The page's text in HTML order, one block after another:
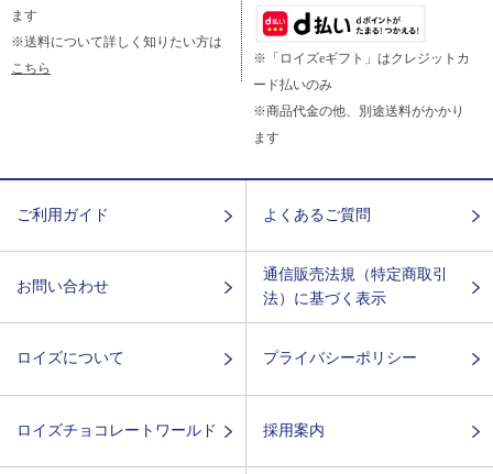
ます
※送料について詳しく知りたい方は
こちら
※「ロイズeギフト」はクレジットカ
ード払いのみ
※商品代金の他、別途送料がかかり
ます
ご利用ガイド よくあるご質問
お問い合わせ
通信販売法規（特定商取引
法）に基づく表示
ロイズについて プライバシーポリシー
ロイズチョコレートワールド 採用案内